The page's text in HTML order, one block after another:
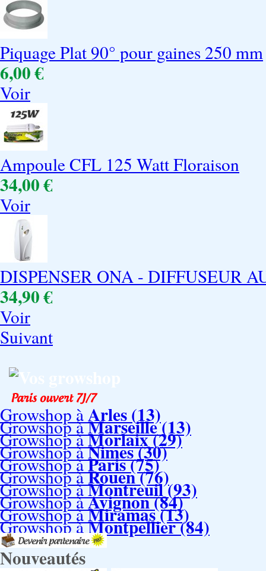
Piquage Plat 90° pour gaines 250 mm
6,00 €
Voir
Ampoule CFL 125 Watt Floraison
34,00 €
Voir
DISPENSER ONA - DIFFUSEUR
34,90 €
Voir
Suivant
Growshop àArles (13)
Growshop àMarseille (13)
Growshop àMorlaix (29)
Growshop àNimes (30)
Growshop àParis (75)
Growshop àRouen (76)
Growshop àMontreuil (93)
Growshop àAvignon (84)
Growshop àMiramas (13)
Growshop àMontpellier (84)
Nouveautés